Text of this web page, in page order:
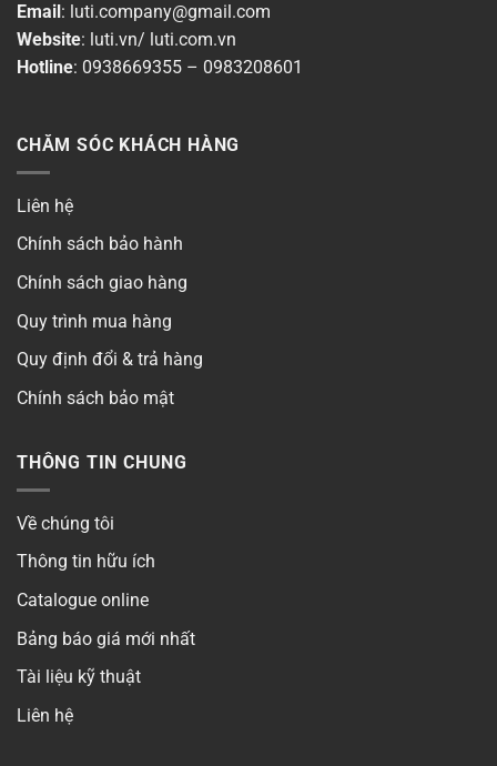
Email : luti.company@gmail.com
Website: luti.vn/ luti.com.vn
Hotline: 0938669355 – 0983208601
CHĂM SÓC KHÁCH HÀNG
Liên hệ
Chính sách bảo hành
Chính sách giao hàng
Quy trình mua hàng
Quy định đổi & trả hàng
Chính sách bảo mật
THÔNG TIN CHUNG
Về chúng tôi
Thông tin hữu ích
Catalogue online
Bảng báo giá mới nhất
Tài liệu kỹ thuật
Liên hệ